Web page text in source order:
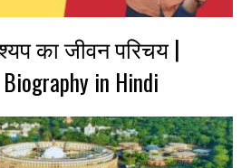
का जीवन परिचय |
in Hindi